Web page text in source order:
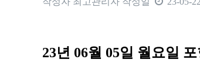
23년 06월 05일 월요일